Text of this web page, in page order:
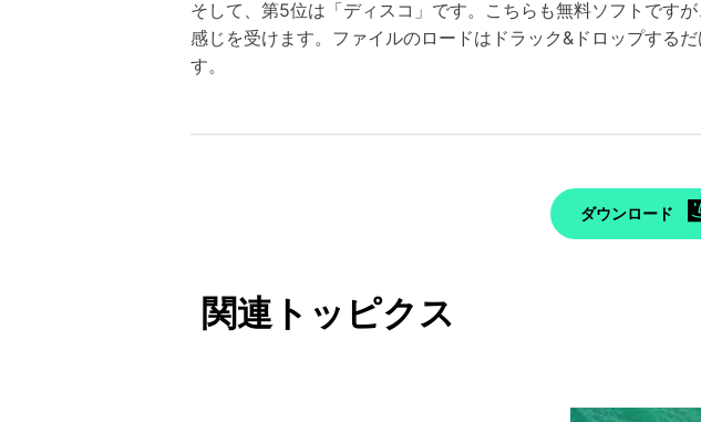
そして、第5位は「ディスコ」です。こちらも無料ソフトです
感じを受けます。ファイルのロードはドラック&ドロップする
す。
ダウンロード
関連トッピクス